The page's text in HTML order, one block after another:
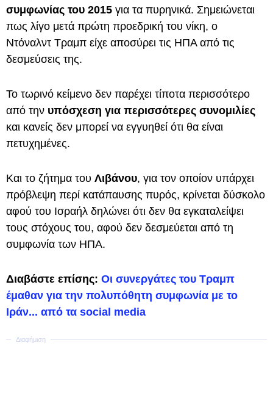
συμφωνίας του 2015 για τα πυρηνικά. Σημειώνεται
πως λίγο μετά πρώτη προεδρική του νίκη, ο
Ντόναλντ Τραμπ είχε αποσύρει τις ΗΠΑ από τις
δεσμεύσεις της.
Το τωρινό κείμενο δεν παρέχει τίποτα περισσότερο
από την υπόσχεση για περισσότερες συνομιλίες
και κανείς δεν μπορεί να εγγυηθεί ότι θα είναι
πετυχημένες.
Και το ζήτημα του Λιβάνου, για τον οποίον υπάρχει
πρόβλεψη περί κατάπαυσης πυρός, κρίνεται δύσκολο
αφού του Ισραήλ δηλώνει ότι δεν θα εγκαταλείψει
τους στόχους του, αφού δεν δεσμεύεται από τη
συμφωνία των ΗΠΑ.
Διαβάστε επίσης: Οι συνεργάτες του Τραμπ
έμαθαν για την πολυπόθητη συμφωνία με το
Ιράν... από τα social media